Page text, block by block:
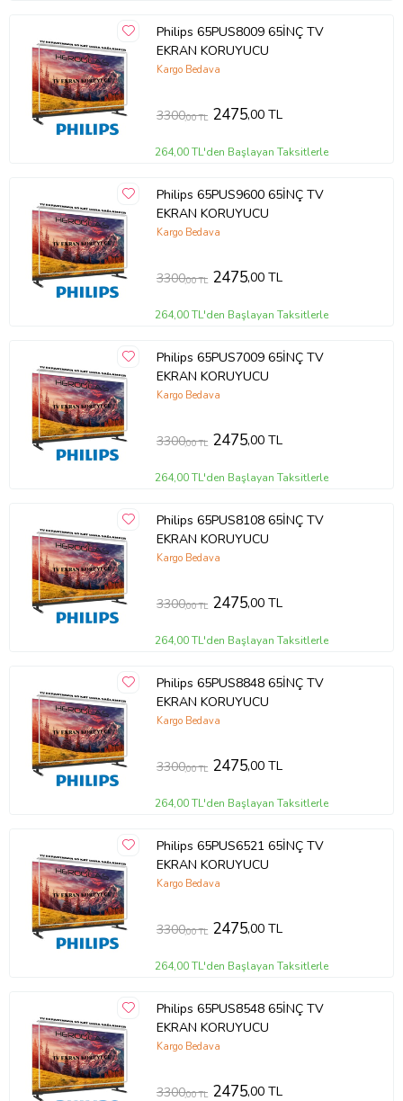
Philips 65PUS8009 65İNÇ TV
EKRAN KORUYUCU
Kargo Bedava
3300,00 TL 2475,00 TL
264,00 TL'den Başlayan Taksitlerle
Philips 65PUS9600 65İNÇ TV
EKRAN KORUYUCU
Kargo Bedava
3300,00 TL 2475,00 TL
264,00 TL'den Başlayan Taksitlerle
Philips 65PUS7009 65İNÇ TV
EKRAN KORUYUCU
Kargo Bedava
3300,00 TL 2475,00 TL
264,00 TL'den Başlayan Taksitlerle
Philips 65PUS8108 65İNÇ TV
EKRAN KORUYUCU
Kargo Bedava
3300,00 TL 2475,00 TL
264,00 TL'den Başlayan Taksitlerle
Philips 65PUS8848 65İNÇ TV
EKRAN KORUYUCU
Kargo Bedava
3300,00 TL 2475,00 TL
264,00 TL'den Başlayan Taksitlerle
Philips 65PUS6521 65İNÇ TV
EKRAN KORUYUCU
Kargo Bedava
3300,00 TL 2475,00 TL
264,00 TL'den Başlayan Taksitlerle
Philips 65PUS8548 65İNÇ TV
EKRAN KORUYUCU
Kargo Bedava
3300,00 TL 2475,00 TL